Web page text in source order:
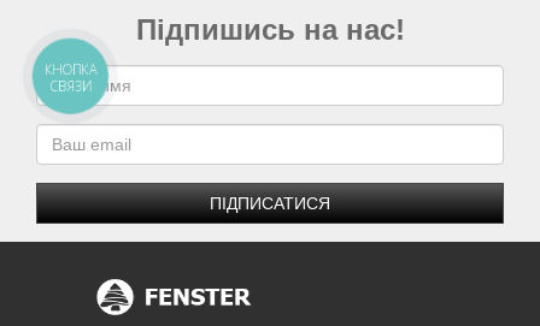
Підпишись на нас!
ПІДПИСАТИСЯ
КНОПКА
СВЯЗИ